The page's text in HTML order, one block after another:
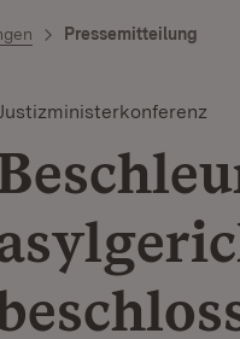
Pressemitteilung